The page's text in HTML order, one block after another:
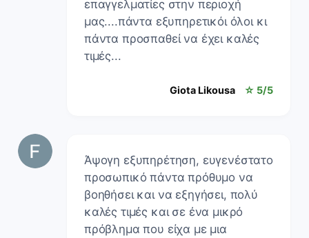
επαγγελματίες στην περιοχή
μας....πάντα εξυπηρετικόι όλοι κι
πάντα προσπαθεί να έχει καλές
τιμές...
Giota Likousa ☆ 5/5
Άψογη εξυπηρέτηση, ευγενέστατο
προσωπικό πάντα πρόθυμο να
βοηθήσει και να εξηγήσει, πολύ
καλές τιμές και σε ένα μικρό
πρόβλημα που είχα με μια